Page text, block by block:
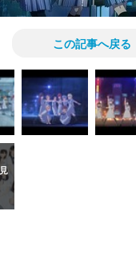
この記事へ戻る